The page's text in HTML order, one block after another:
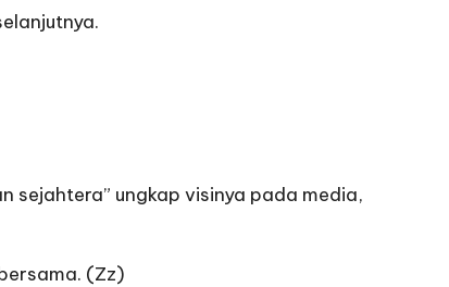
sejahtera” ungkap visinya pada media,
(Zz)